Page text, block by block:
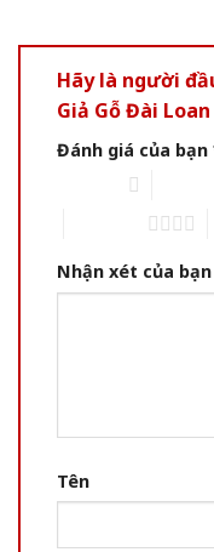
Hãy là người
Giả Gỗ Đài Loan
Đánh giá của bạn
Nhận xét của bạn
Tên